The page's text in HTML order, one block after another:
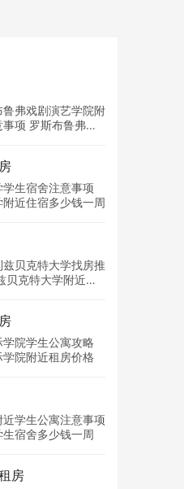
弗戏剧演艺学院附
项 罗斯布鲁弗戏
生宿舍注意事项
近住宿多少钱一周
贝克特大学找房推
贝克特大学附近住
院学生公寓攻略
院附近租房价格
学生公寓注意事项
宿舍多少钱一周
房